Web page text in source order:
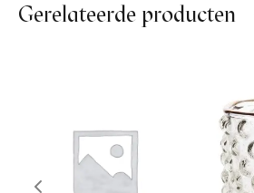
Gerelateerde producten